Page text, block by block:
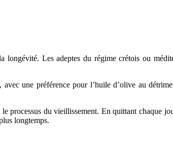
longévité. Les adeptes du régime crétois ou
une préférence pour l’huile d’olive au
processus du vieillissement. En quittant chaque
longtemps.